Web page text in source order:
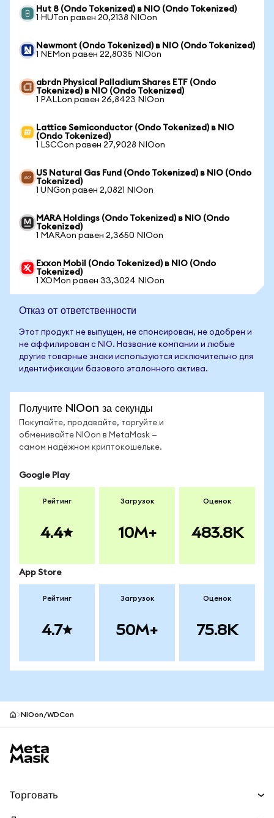
Hut 8 (Ondo Tokenized) в NIO (Ondo Tokenized)
1 HUTon равен 20,2138 NIOon
Newmont (Ondo Tokenized) в NIO (Ondo Tokenized)
1 NEMon равен 22,8035 NIOon
abrdn Physical Palladium Shares ETF (Ondo
Tokenized) в NIO (Ondo Tokenized)
1 PALLon равен 26,8423 NIOon
Lattice Semiconductor (Ondo Tokenized) в NIO
(Ondo Tokenized)
1 LSCCon равен 27,9028 NIOon
US Natural Gas Fund (Ondo Tokenized) в NIO (Ondo
Tokenized)
1 UNGon равен 2,0821 NIOon
MARA Holdings (Ondo Tokenized) в NIO (Ondo
Tokenized)
1 MARAon равен 2,3650 NIOon
Exxon Mobil (Ondo Tokenized) в NIO (Ondo
Tokenized)
1 XOMon равен 33,3024 NIOon
Отказ от ответственности
Этот продукт не выпущен, не спонсирован, не одобрен и
не аффилирован с NIO. Название компании и любые
другие товарные знаки используются исключительно для
идентификации базового эталонного актива.
Получите NIOon за секунды
Покупайте, продавайте, торгуйте и
обменивайте NIOon в MetaMask —
самом надёжном криптокошельке.
Google Play
Рейтинг
4.4
Загрузок
10M+
Оценок
483.8K
App Store
Рейтинг
4.7
Загрузок
50M+
Оценок
75.8K
NIOon/WDCon
Торговать